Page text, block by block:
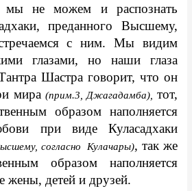
мы не можем и распознать
преданного Высшему,
с ним. Мы видим
глазами, но наши глаза
Шастра говорит, что он
мира (прим.3, Джагадамба),
тот,
образом наполняется
радостью от любови при виде Куласадхаки
согласно  Кулачары), так же
образом наполняется
жены, детей и друзей.